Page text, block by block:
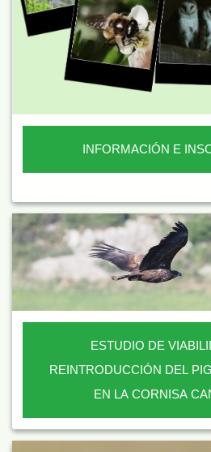
INFORMACIÓN E
ESTUDIO DE
REINTRODUCCIÓN DEL
EN LA CORNISA